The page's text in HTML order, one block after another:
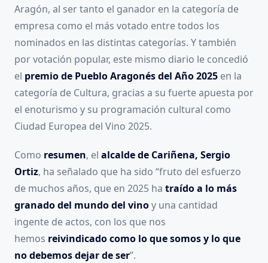
Aragón, al ser tanto el ganador en la categoría de
empresa como el más votado entre todos los
nominados en las distintas categorías. Y también
por votación popular, este mismo diario le concedió
el premio de Pueblo Aragonés del Año 2025 en la
categoría de Cultura, gracias a su fuerte apuesta por
el enoturismo y su programación cultural como
Ciudad Europea del Vino 2025.
Como resumen, el alcalde de Cariñena, Sergio
Ortiz, ha señalado que ha sido “fruto del esfuerzo
de muchos años, que en 2025 ha traído a lo más
granado del mundo del vinoy una cantidad
ingente de actos, con los que nos
hemos reivindicado como lo que somos y lo que
no debemos dejar de ser”.